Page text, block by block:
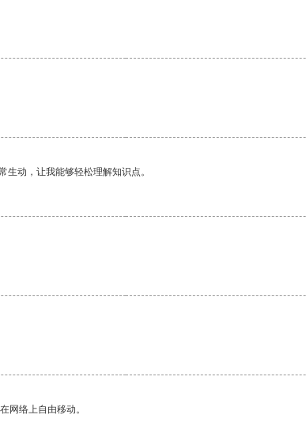
动，让我能够轻松理解知识点。
网络上自由移动。